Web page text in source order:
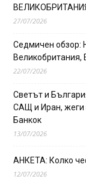
27/07/2026
Седмичен обзор:
Великобритания,
22/07/2026
Светът и
САЩ и Иран, жеги
Банкок
13/07/2026
АНКЕТА: Колко
12/07/2026